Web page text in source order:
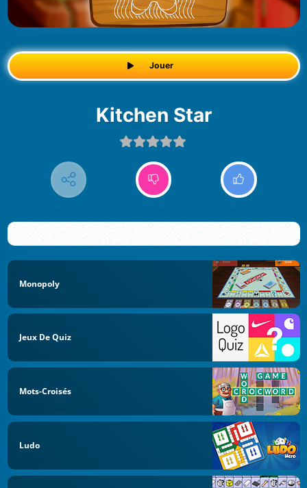
Jouer
Kitchen Star
Monopoly
Jeux De Quiz
Mots-Croisés
Ludo